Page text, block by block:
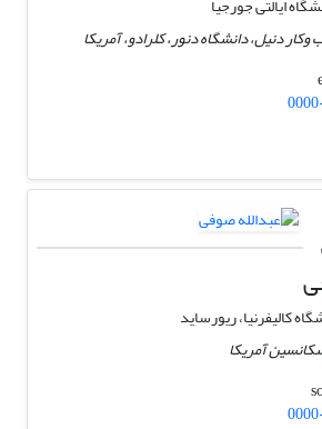
دنیل، دانشگاه دنور، کلرادو، آمریکا
کالیفرنیا، ریورساید
آمریکا